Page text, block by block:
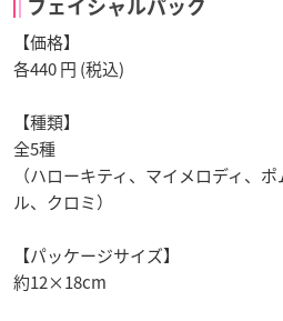
フェイシャルパック
【価格】
各440 円 (税込)
【種類】
全5種
（ハローキティ、マイメロディ、
ル、クロミ）
【パッケージサイズ】
約12×18cm